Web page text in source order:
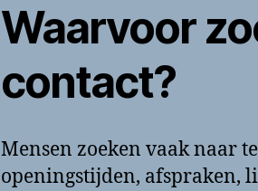
Waarvoor
contact?
Mensen zoeken vaak naar
openingstijden, afspraken,